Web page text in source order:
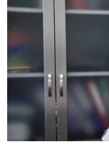
ՏԱՐԱԾԱՇՐՋԱՆ
ՄԻՋԱԶԳԱՅԻՆ
ՄՇԱԿՈՒՅԹ
ՍՊՈՐՏ
ՄԵԿՆԱԲԱՆՈՒԹՅՈՒՆ
ՏՏ ԵՒ ԻՆՏԵՐՆԵՏ